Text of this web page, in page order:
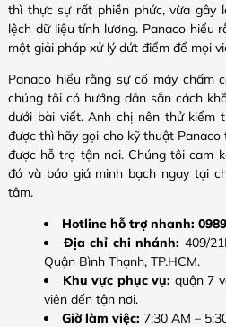
thì thực sự rất phiền phức, vừa gây
lệch dữ liệu tính lương. Panaco hiểu
một giải pháp xử lý dứt điểm để mọi
Panaco hiểu rằng sự cố máy chấm
chúng tôi có hướng dẫn sẵn cách
dưới bài viết. Anh chị nên thử kiểm
được thì hãy gọi cho kỹ thuật
được hỗ trợ tận nơi. Chúng tôi cam
đó và báo giá minh bạch ngay tại
tâm.
Hotline hỗ trợ nhanh:
Địa chỉ chi nhánh: 409/
Quận Bình Thạnh, TP.HCM.
Khu vực phục vụ: quận 7
viên đến tận nơi.
Giờ làm việc: 7:30 AM –